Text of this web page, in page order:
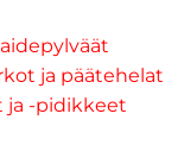
ja päätehelat
ja -pidikkeet